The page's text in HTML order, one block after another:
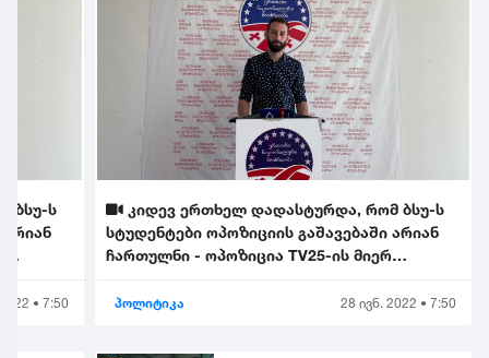
ბსუ-ს
არიან
• 7:50
კიდევ ერთხელ დადასტურდა, რომ ბსუ-ს
სტუდენტები ოპოზიციის გაშავებაში არიან
ჩართულნი - ოპოზიცია TV25-ის მიერ
პოლიტიკა 28 ივნ. 2022 • 7:50